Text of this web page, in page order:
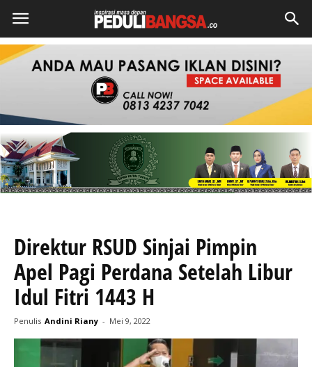
Direktur RSUD Sinjai Pimpin
Apel Pagi Perdana Setelah Libur
Idul Fitri 1443 H
Penulis Andini Riany - Mei 9, 2022